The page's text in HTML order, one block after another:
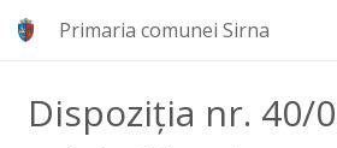
Primaria comunei Sirna
Dispoziția nr. 40/